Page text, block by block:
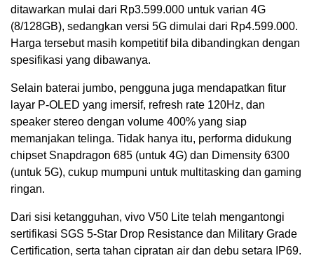
ditawarkan mulai dari Rp3.599.000 untuk varian 4G
(8/128GB), sedangkan versi 5G dimulai dari Rp4.599.000.
Harga tersebut masih kompetitif bila dibandingkan dengan
spesifikasi yang dibawanya.
Selain baterai jumbo, pengguna juga mendapatkan fitur
layar P-OLED yang imersif, refresh rate 120Hz, dan
speaker stereo dengan volume 400% yang siap
memanjakan telinga. Tidak hanya itu, performa didukung
chipset Snapdragon 685 (untuk 4G) dan Dimensity 6300
(untuk 5G), cukup mumpuni untuk multitasking dan gaming
ringan.
Dari sisi ketangguhan, vivo V50 Lite telah mengantongi
sertifikasi SGS 5-Star Drop Resistance dan Military Grade
Certification, serta tahan cipratan air dan debu setara IP69.